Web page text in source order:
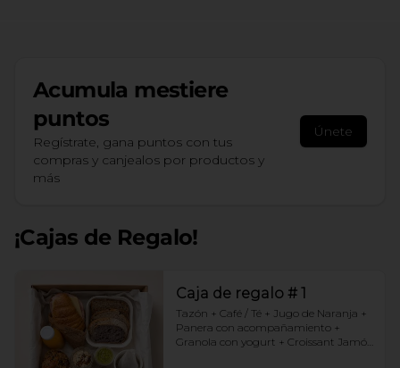
Acumula mestiere
puntos
Regístrate, gana puntos con tus
compras y canjealos por productos y
más
Únete
¡Cajas de Regalo!
Caja de regalo # 1
Tazón + Café / Té + Jugo de Naranja +
Panera con acompañamiento +
Granola con yogurt + Croissant Jamón